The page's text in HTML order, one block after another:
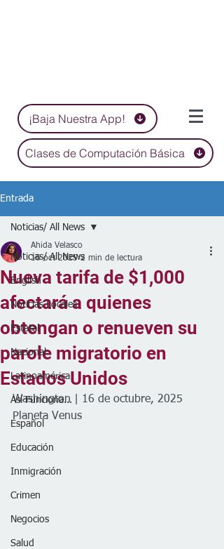
¡Baja Nuestra App!
Clases de Computación Básica
Entrada
Noticias/ All News
English
Noticias Locales
Estatal
Nacional
Latinoamérica
Así Funciona...
Español
Educación
Inmigración
Crimen
Negocios
Salud
Noticias/ All News
Nueva tarifa de $1,000
afectará a quienes
obtengan o renueven su
parole migratorio en
Estados Unidos
Ahida Velasco
16 oct 2025 2 min de lectura
Washington | 16 de octubre, 2025
Planeta Venus